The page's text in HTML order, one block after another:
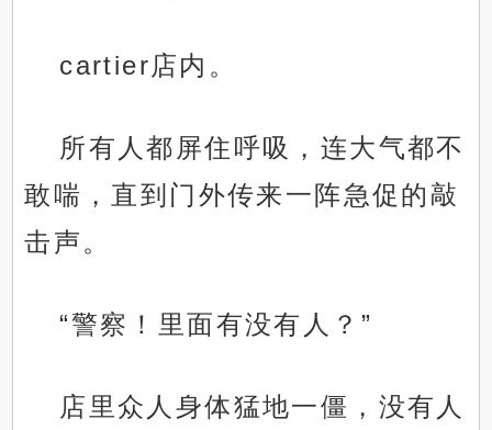
cartier店内。
所有人都屏住呼吸，连大气都不
敢喘，直到门外传来一阵急促的敲
击声。
“警察！里面有没有人？”
店里众人身体猛地一僵，没有人